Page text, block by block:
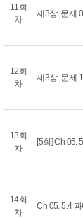
11회
차
제3장. 문제
12회
차
제3장. 문제
13회
차
[5회] Ch 05.
14회
차
Ch 05. 5.4